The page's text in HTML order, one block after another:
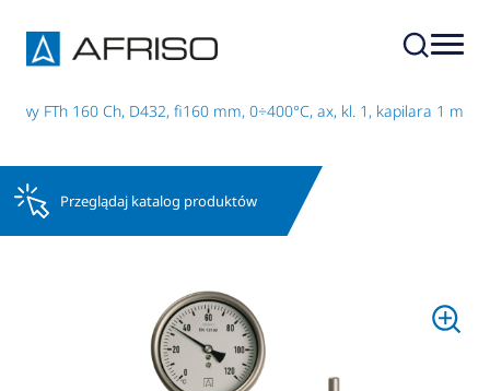
FTh 160 Ch, D432, fi160 mm, 0÷400°C, ax, kl. 1, kapilara 1 m
Przeglądaj katalog produktów